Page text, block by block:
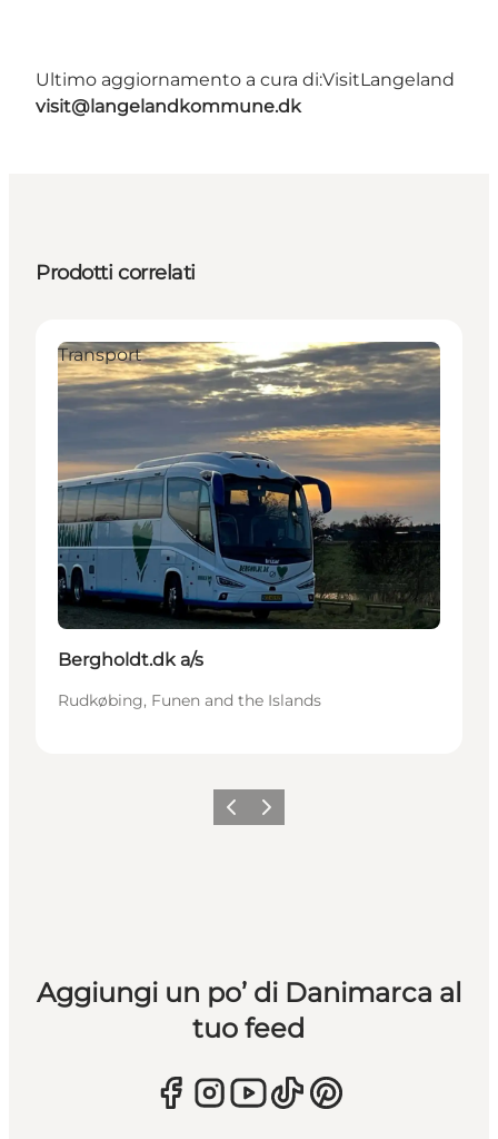
Ultimo aggiornamento a cura di:VisitLangeland
visit@langelandkommune.dk
Prodotti correlati
Transport
Bergholdt.dk a/s
Rudkøbing, Funen and the Islands
Precedente
Avanti
Aggiungi un po’ di Danimarca al
tuo feed